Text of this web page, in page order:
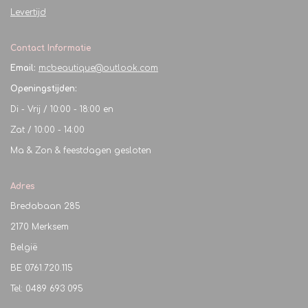
Levertijd
Contact Informatie
Email: mcbeautique@outlook.com
Openingstijden:
Di - Vrij / 10:00 - 18:00 en
Zat / 10:00 - 14:00
Ma & Zon & feestdagen gesloten
Adres
Bredabaan 285
2170 Merksem
België
BE 0761.720.115
Tel: 0489 693 095